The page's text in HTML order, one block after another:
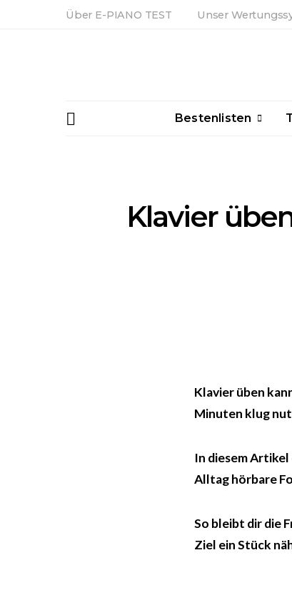
Über E-PIANO TEST Unser
Bestenlisten
Klavier
Klavier üben
Minuten klug
In diesem
Alltag hörbare
So bleibt dir die
Ziel ein Stück